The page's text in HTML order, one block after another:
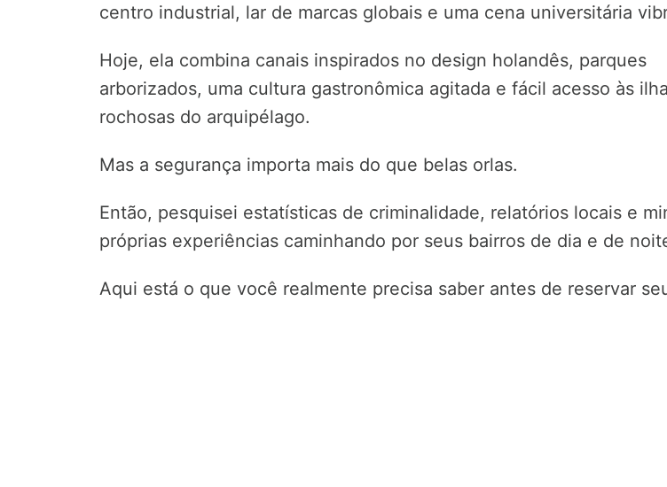
centro industrial, lar de marcas globais e uma cena universitária
Hoje, ela combina canais inspirados no design holandês, parques
arborizados, uma cultura gastronômica agitada e fácil acesso às
rochosas do arquipélago.
Mas a segurança importa mais do que belas orlas.
Então, pesquisei estatísticas de criminalidade, relatórios locais e
próprias experiências caminhando por seus bairros de dia e de
Aqui está o que você realmente precisa saber antes de reservar